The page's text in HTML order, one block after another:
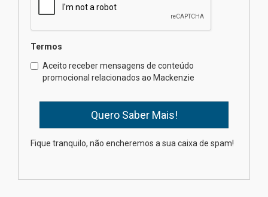
homenageia artista brasileira
Universidade Mackenzie
realizará nova edição da Feira
EducationUSA
das novas tecnologias em
Termos
Aceito receber mensagens de conteúdo
promocional relacionados ao Mackenzie
Fique tranquilo, não encheremos a sua caixa de spam!